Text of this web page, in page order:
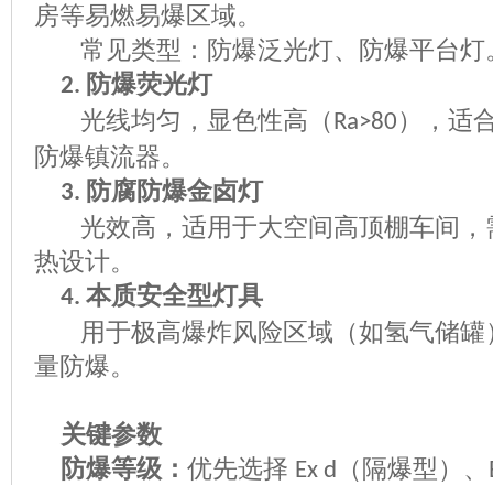
房等易燃易爆区域。
常见类型：防爆泛光灯、防爆平台灯
2. 防爆荧光灯
光线均匀，显色性高（Ra>80），适
防爆镇流器。
3. 防腐防爆金卤灯
光效高，适用于大空间高顶棚车间
热设计。
4. 本质安全型灯具
用于极高爆炸风险区域（如氢气储
量防爆。
关键参数
防爆等级： 优先选择 Ex d （隔爆型）、